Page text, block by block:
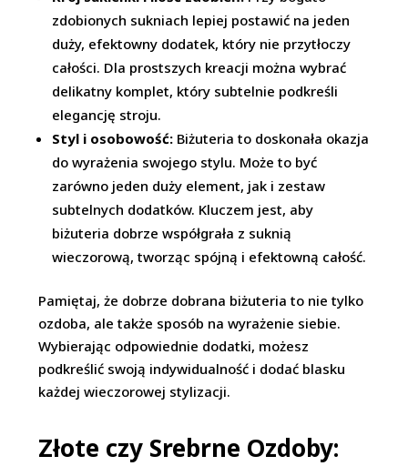
zdobionych sukniach lepiej postawić na jeden
duży, efektowny dodatek, który nie przytłoczy
całości. Dla prostszych kreacji można wybrać
delikatny komplet, który subtelnie podkreśli
elegancję stroju.
Styl i osobowość: Biżuteria to doskonała okazja
do wyrażenia swojego stylu. Może to być
zarówno jeden duży element, jak i zestaw
subtelnych dodatków. Kluczem jest, aby
biżuteria dobrze współgrała z suknią
wieczorową, tworząc spójną i efektowną całość.
Pamiętaj, że dobrze dobrana biżuteria to nie tylko
ozdoba, ale także sposób na wyrażenie siebie.
Wybierając odpowiednie dodatki, możesz
podkreślić swoją indywidualność i dodać blasku
każdej wieczorowej stylizacji.
Złote czy Srebrne Ozdoby: